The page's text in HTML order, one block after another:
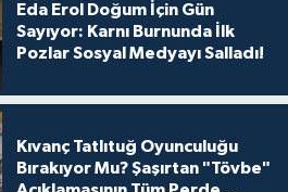
Eda Erol Doğum İçin Gün
Sayıyor: Karnı Burnunda İlk
Pozlar Sosyal Medyayı Salladı!
Kıvanç Tatlıtuğ Oyunculuğu
Bırakıyor Mu? Şaşırtan "Tövbe"